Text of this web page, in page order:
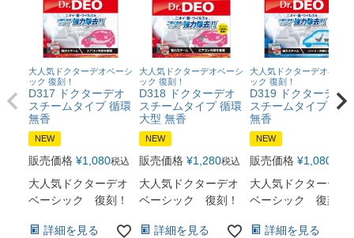
大人気ドクターデオベーシ
ック 復刻！
D317 ドクターデオ
スチームタイプ 循環
無香
NEW
販売価格 ¥1,080税込
大人気ドクターデオ
ベーシック 復刻！
詳細を見る
大人気ドクターデオベーシ
ック 復刻！
D318 ドクターデオ
スチームタイプ 循環
大型 無香
NEW
販売価格 ¥1,280税込
大人気ドクターデオ
ベーシック 復刻！
詳細を見る
大人気ドクターデオベーシ
ック 復刻！
D319 ドクターデオ
スチームタイプ 浸透
無香
NEW
販売価格 ¥1,080
大人気ドクターデオ
ベーシック 復刻！
詳細を見る